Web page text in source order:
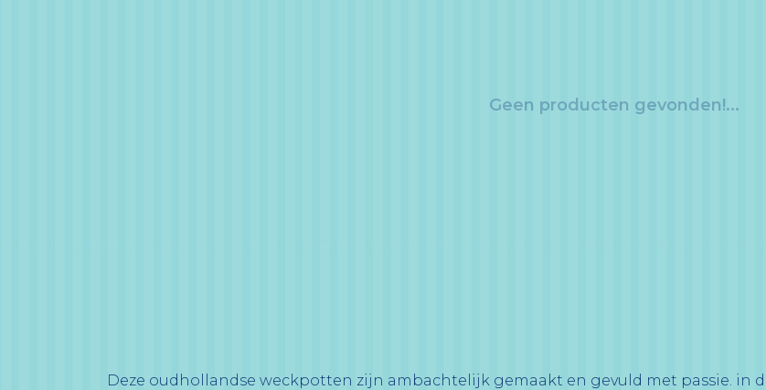
Geen producten gevonden!...
Deze oudhollandse weckpotten zijn ambachtelijk gemaakt en gevuld met passie. in